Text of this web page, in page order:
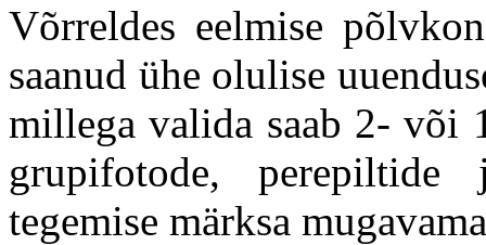
Võrreldes eelmise
saanud ühe olulise
millega valida saab 2- või
grupifotode, perepiltide
tegemise märksa